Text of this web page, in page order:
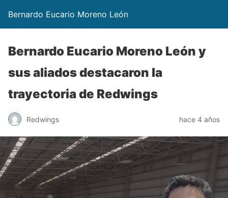
Bernardo Eucario Moreno León
Bernardo Eucario Moreno León y
sus aliados destacaron la
trayectoria de Redwings
Redwings hace 4 años